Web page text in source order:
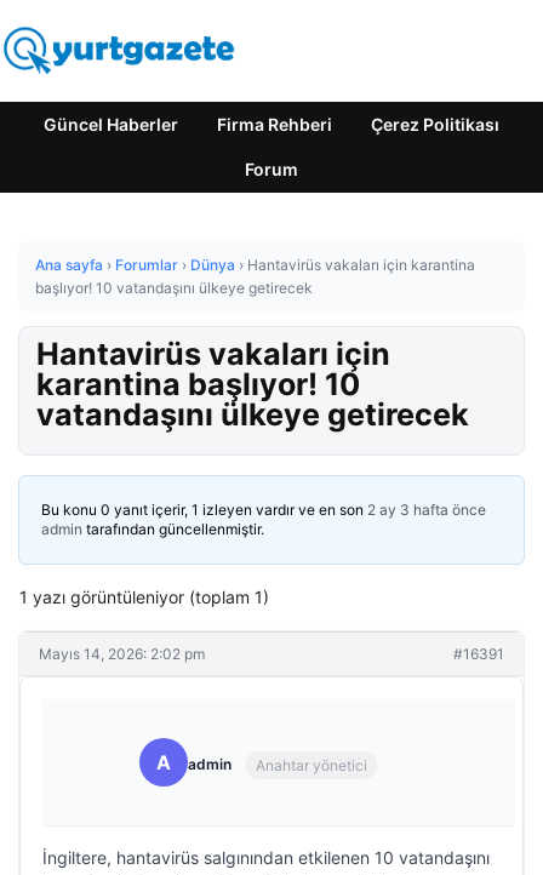
Güncel Haberler Firma Rehberi Çerez Politikası
Forum
Ana sayfa › Forumlar › Dünya › Hantavirüs vakaları için karantina
başlıyor! 10 vatandaşını ülkeye getirecek
Hantavirüs vakaları için
karantina başlıyor! 10
vatandaşını ülkeye getirecek
Bu konu 0 yanıt içerir, 1 izleyen vardır ve en son 2 ay 3 hafta önce
admin tarafından güncellenmiştir.
1 yazı görüntüleniyor (toplam 1)
Mayıs 14, 2026: 2:02 pm #16391
A admin Anahtar yönetici
İngiltere, hantavirüs salgınından etkilenen 10 vatandaşını